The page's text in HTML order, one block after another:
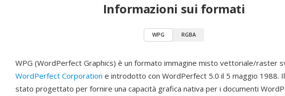
Informazioni sui formati
WPG RGBA
WPG (WordPerfect Graphics) è un formato immagine misto vettoriale/raster
WordPerfect Corporation e introdotto con WordPerfect 5.0 il 5 maggio 1988.
stato progettato per fornire una capacità grafica nativa per i documenti